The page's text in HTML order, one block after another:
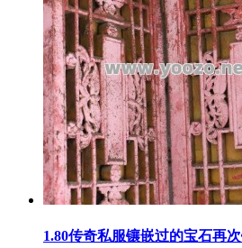
1.80传奇私服镶嵌过的宝石再